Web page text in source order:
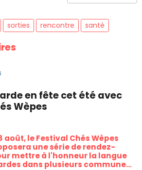
sorties rencontre santé
en fête cet été avec
Wèpes
août, le Festival Chés Wèpes
une série de rendez-
mettre à l'honneur la langue
dans plusieurs communes